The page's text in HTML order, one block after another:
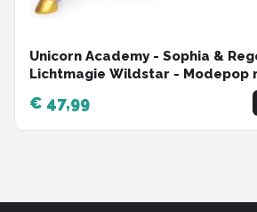
Unicorn Academy - Sophia &
Lichtmagie Wildstar - Modepop
Eenhoorn met licht geluid en
€ 47,99